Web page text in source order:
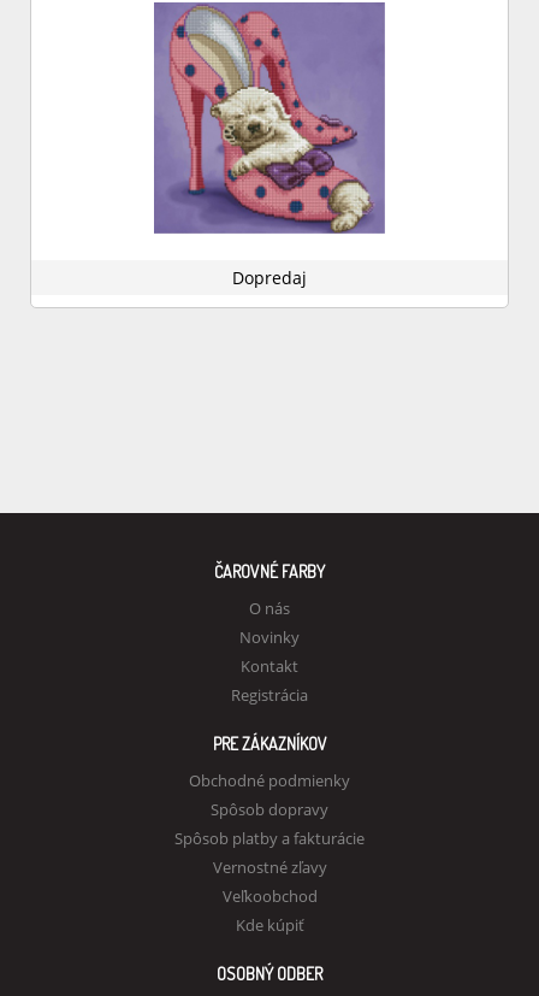
Dopredaj
ČAROVNÉ FARBY
O nás
Novinky
Kontakt
Registrácia
PRE ZÁKAZNÍKOV
Obchodné podmienky
Spôsob dopravy
Spôsob platby a fakturácie
Vernostné zľavy
Veľkoobchod
Kde kúpiť
OSOBNÝ ODBER